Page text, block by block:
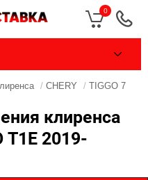
0
/ CHERY / TIGGO 7
клиренса
T1E 2019-